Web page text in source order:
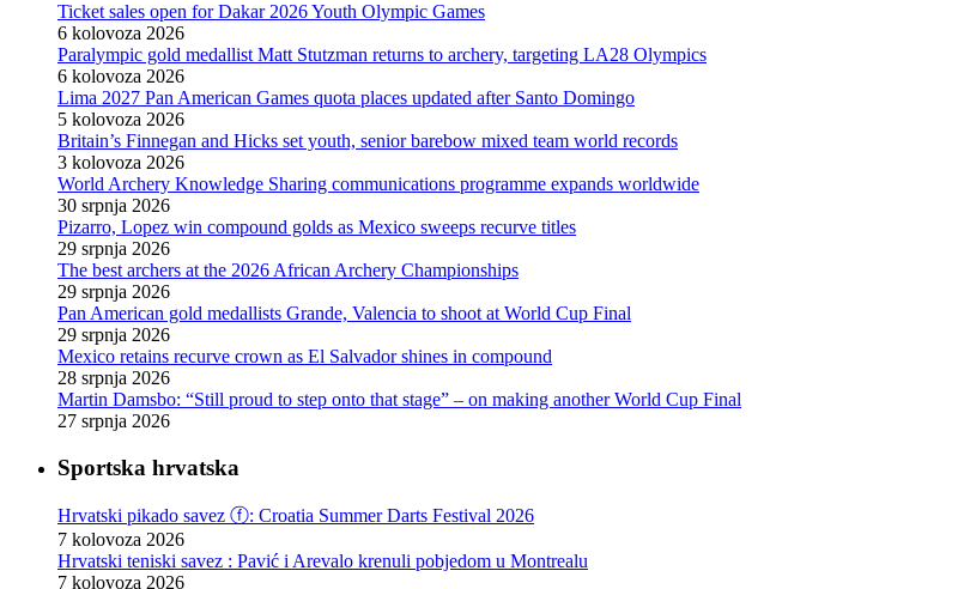
Ticket sales open for Dakar 2026 Youth Olympic Games
6 kolovoza 2026
Paralympic gold medallist Matt Stutzman returns to archery, targeting LA28 Olympics
6 kolovoza 2026
Lima 2027 Pan American Games quota places updated after Santo Domingo
5 kolovoza 2026
Britain’s Finnegan and Hicks set youth, senior barebow mixed team world records
3 kolovoza 2026
World Archery Knowledge Sharing communications programme expands worldwide
30 srpnja 2026
Pizarro, Lopez win compound golds as Mexico sweeps recurve titles
29 srpnja 2026
The best archers at the 2026 African Archery Championships
29 srpnja 2026
Pan American gold medallists Grande, Valencia to shoot at World Cup Final
29 srpnja 2026
Mexico retains recurve crown as El Salvador shines in compound
28 srpnja 2026
Martin Damsbo: “Still proud to step onto that stage” – on making another World Cup Final
27 srpnja 2026
Sportska hrvatska
Hrvatski pikado savez ⓕ: Croatia Summer Darts Festival 2026
7 kolovoza 2026
Hrvatski teniski savez : Pavić i Arevalo krenuli pobjedom u Montrealu
7 kolovoza 2026